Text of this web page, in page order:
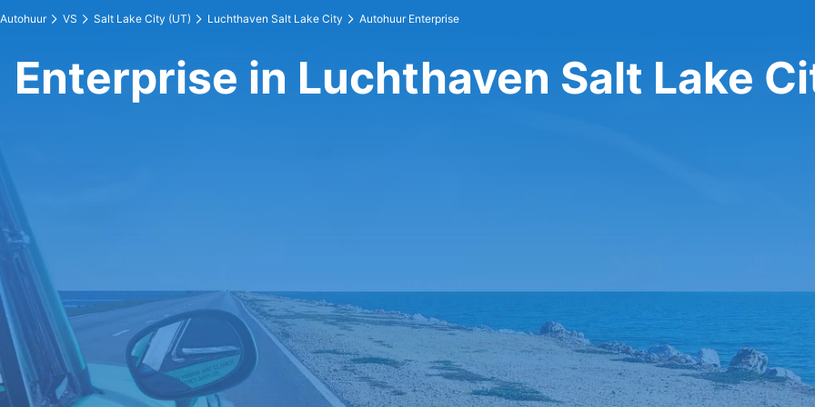
Autohuur VS Salt Lake City (UT) Luchthaven Salt Lake City Autohuur Enterprise
Enterprise in Luchthaven Salt Lake